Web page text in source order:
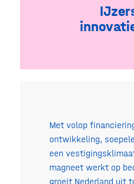
Met volop
ontwikkeling, soepele
een
magneet werkt op
groeit Nederland uit